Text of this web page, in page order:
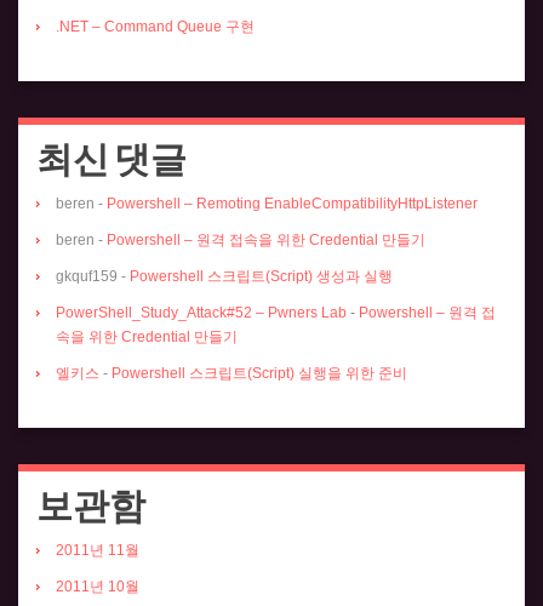
.NET – Command Queue 구현
최신 댓글
beren - Powershell – Remoting EnableCompatibilityHttpListener
beren - Powershell – 원격 접속을 위한 Credential 만들기
gkquf159 - Powershell 스크립트(Script) 생성과 실행
PowerShell_Study_Attack#52 – Pwners Lab - Powershell – 원격 접
속을 위한 Credential 만들기
엘키스 - Powershell 스크립트(Script) 실행을 위한 준비
보관함
2011년 11월
2011년 10월